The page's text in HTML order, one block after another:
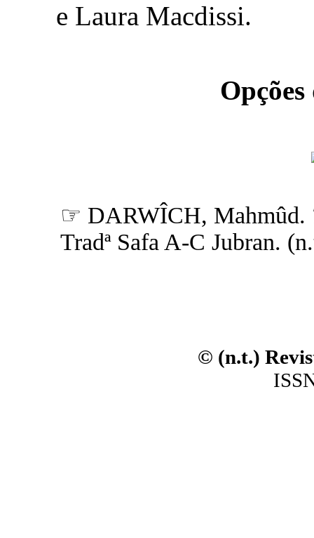
e Laura Macdissi.
☞ DARWÎCH, Mahmûd.
Tradª Safa A-C Jubran.
© (n.t.)